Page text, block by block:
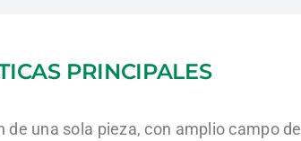
PRINCIPALES
de una sola pieza, con amplio campo de